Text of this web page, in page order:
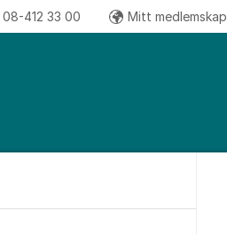
08-412 33 00 Mitt medlemskap